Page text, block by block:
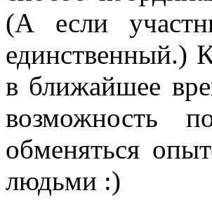
(А если
единственный.)
в ближайшее
возможность
обменяться
людьми :)